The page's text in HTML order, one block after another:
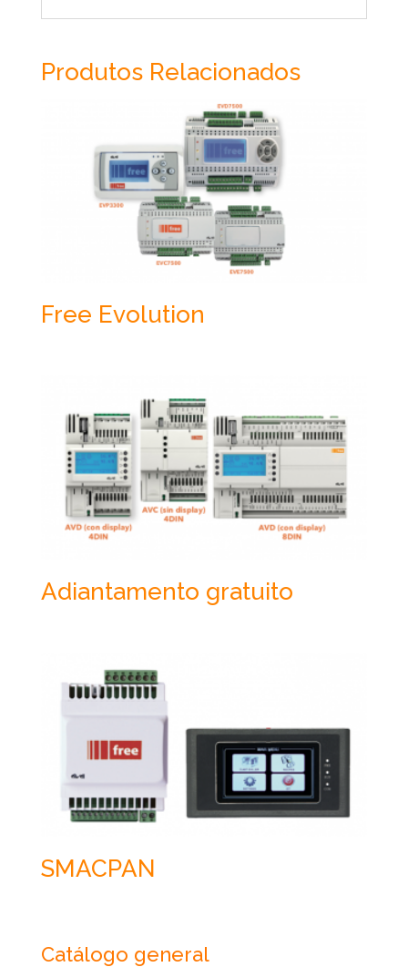
Produtos Relacionados
Free Evolution
Adiantamento gratuito
SMACPAN
Catálogo general